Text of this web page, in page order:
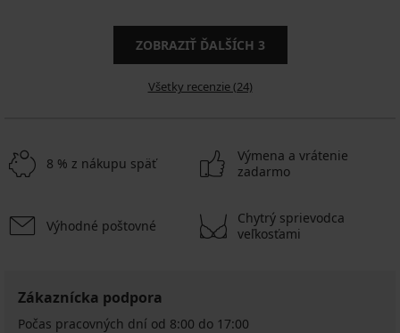
ZOBRAZIŤ ĎALŠÍCH 3
Všetky recenzie (24)
8 % z nákupu späť
Výmena a vrátenie
zadarmo
Výhodné poštovné
Chytrý sprievodca
veľkosťami
Zákaznícka podpora
Počas pracovných dní od 8:00 do 17:00